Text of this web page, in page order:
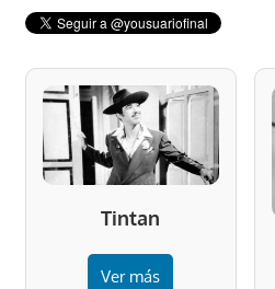
Tintan
Ver más